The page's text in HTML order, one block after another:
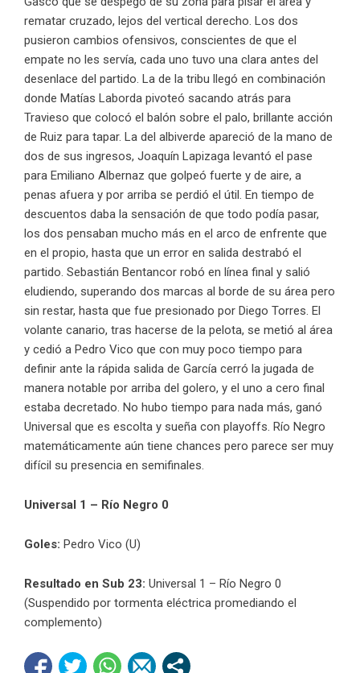
rematar cruzado, lejos del vertical derecho. Los dos
pusieron cambios ofensivos, conscientes de que el
empate no les servía, cada uno tuvo una clara antes del
desenlace del partido. La de la tribu llegó en combinación
donde Matías Laborda pivoteó sacando atrás para
Travieso que colocó el balón sobre el palo, brillante acción
de Ruiz para tapar. La del albiverde apareció de la mano de
dos de sus ingresos, Joaquín Lapizaga levantó el pase
para Emiliano Albernaz que golpeó fuerte y de aire, a
penas afuera y por arriba se perdió el útil. En tiempo de
descuentos daba la sensación de que todo podía pasar,
los dos pensaban mucho más en el arco de enfrente que
en el propio, hasta que un error en salida destrabó el
partido. Sebastián Bentancor robó en línea final y salió
eludiendo, superando dos marcas al borde de su área pero
sin restar, hasta que fue presionado por Diego Torres. El
volante canario, tras hacerse de la pelota, se metió al área
y cedió a Pedro Vico que con muy poco tiempo para
definir ante la rápida salida de García cerró la jugada de
manera notable por arriba del golero, y el uno a cero final
estaba decretado. No hubo tiempo para nada más, ganó
Universal que es escolta y sueña con playoffs. Río Negro
matemáticamente aún tiene chances pero parece ser muy
difícil su presencia en semifinales.
Universal 1 – Río Negro 0
Goles: Pedro Vico (U)
Resultado en Sub 23: Universal 1 – Río Negro 0
(Suspendido por tormenta eléctrica promediando el
complemento)